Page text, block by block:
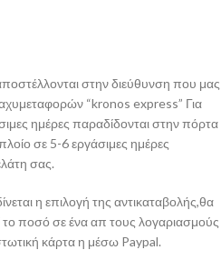
στην διεύθυνση που μας
“kronos express” Για
ημέρες παραδίδονται στην πόρτα
σε 5-6 εργάσιμες ημέρες
σας.
η επιλογή της αντικαταβολής,θα
το ποσό σε ένα απ τους λογαριασμούς
κάρτα η μέσω Paypal.